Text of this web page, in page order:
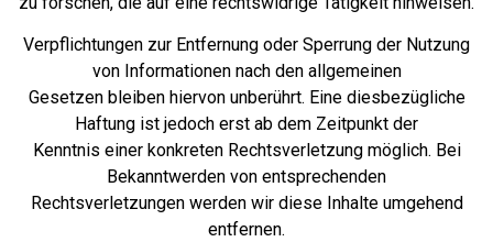
Verpflichtungen zur Entfernung oder Sperrung der Nutzung
von Informationen nach den allgemeinen
Gesetzen bleiben hiervon unberührt. Eine diesbezügliche
Haftung ist jedoch erst ab dem Zeitpunkt der
Kenntnis einer konkreten Rechtsverletzung möglich. Bei
Bekanntwerden von entsprechenden
Rechtsverletzungen werden wir diese Inhalte umgehend
entfernen.